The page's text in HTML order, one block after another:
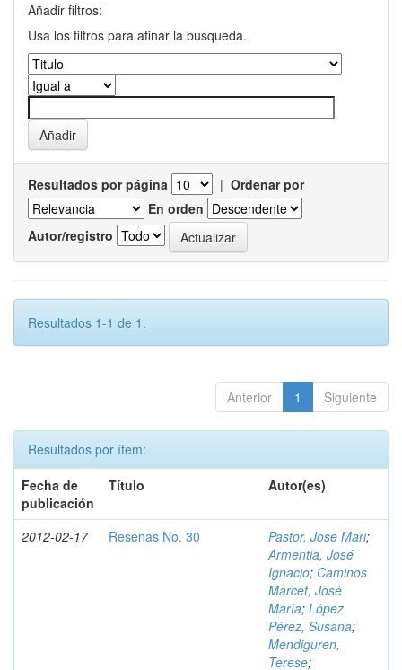
Añadir filtros:
Usa los filtros para afinar la busqueda.
Resultados por página | Ordenar por
En orden
Autor/registro
Resultados 1-1 de 1.
Anterior 1 Siguiente
Resultados por ítem:
Fecha de
publicación
Título Autor(es)
2012-02-17 Reseñas No. 30 Pastor, Jose Mari;
Armentia, José
Ignacio; Caminos
Marcet, José
María; López
Pérez, Susana;
Mendiguren,
Terese;